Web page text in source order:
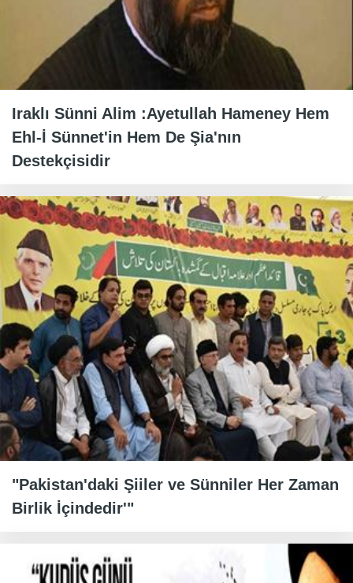
Iraklı Sünni Alim :Ayetullah Hameney Hem
Ehl-İ Sünnet'in Hem De Şia'nın
Destekçisidir
"Pakistan'daki Şiiler ve Sünniler Her Zaman
Birlik İçindedir'"